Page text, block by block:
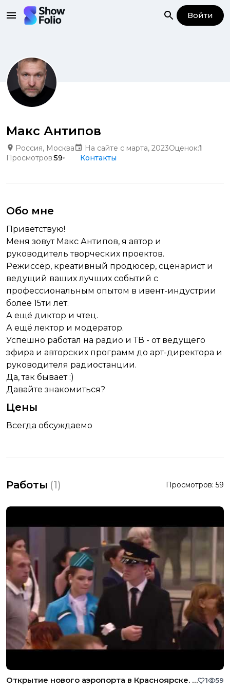
Войти
Макс Антипов
Россия, Москва На сайте с марта, 2023Оценок:1
Просмотров:59 Контакты
Обо мне
Приветствую!
Меня зовут Макс Антипов, я автор и
руководитель творческих проектов.
Режиссёр, креативный продюсер, сценарист и
ведущий ваших лучших событий с
профессиональным опытом в ивент-индустрии
более 15ти лет.
А ещё диктор и чтец.
А ещё лектор и модератор.
Успешно работал на радио и ТВ - от ведущего
эфира и авторских программ до арт-директора и
руководителя радиостанции.
Да, так бывает :)
Давайте знакомиться?
Цены
Всегда обсуждаемо
Работы (1) Просмотров: 59
Открытие нового аэропорта в Красноярске. Я автор сценария, креативный продюсер и режиссёр проекта. Самые яркие творческие решения в этом проекте - виртуальная ведущая на огромном экране и флэшмоб с зале терминала 1 59